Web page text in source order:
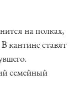
на полках,
кантине ставят
семейный